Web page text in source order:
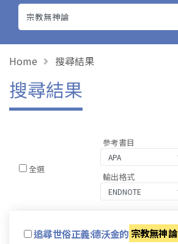
Home 搜尋結果
搜尋結果
全選
參考書目
輸出格式
追尋世俗正義:德沃金的 宗教無神論